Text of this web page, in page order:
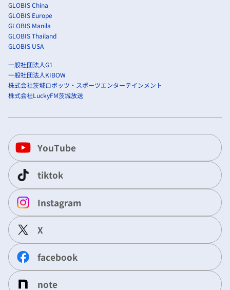
GLOBIS China
GLOBIS Europe
GLOBIS Manila
GLOBIS Thailand
GLOBIS USA
一般社団法人G1
一般社団法人KIBOW
株式会社茨城ロボッツ・スポーツエンターテインメント
株式会社LuckyFM茨城放送
YouTube
tiktok
Instagram
X
facebook
note